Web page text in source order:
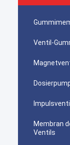
Ventil-
Membran
Ventils